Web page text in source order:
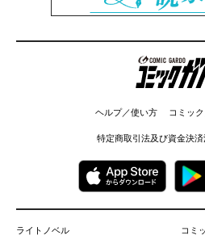
コミックガ
ヘルプ／使い方 コミッ
特定商取引法及び資金決
ライトノベル コミ